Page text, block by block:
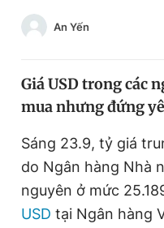
Chào ngày mới
Sản phẩm khác
Tiện ích
An Yến
Giá USD trong các
mua nhưng đứng
Sáng 23.9, tỷ giá
do Ngân hàng Nhà
nguyên ở mức
USD tại Ngân hàng